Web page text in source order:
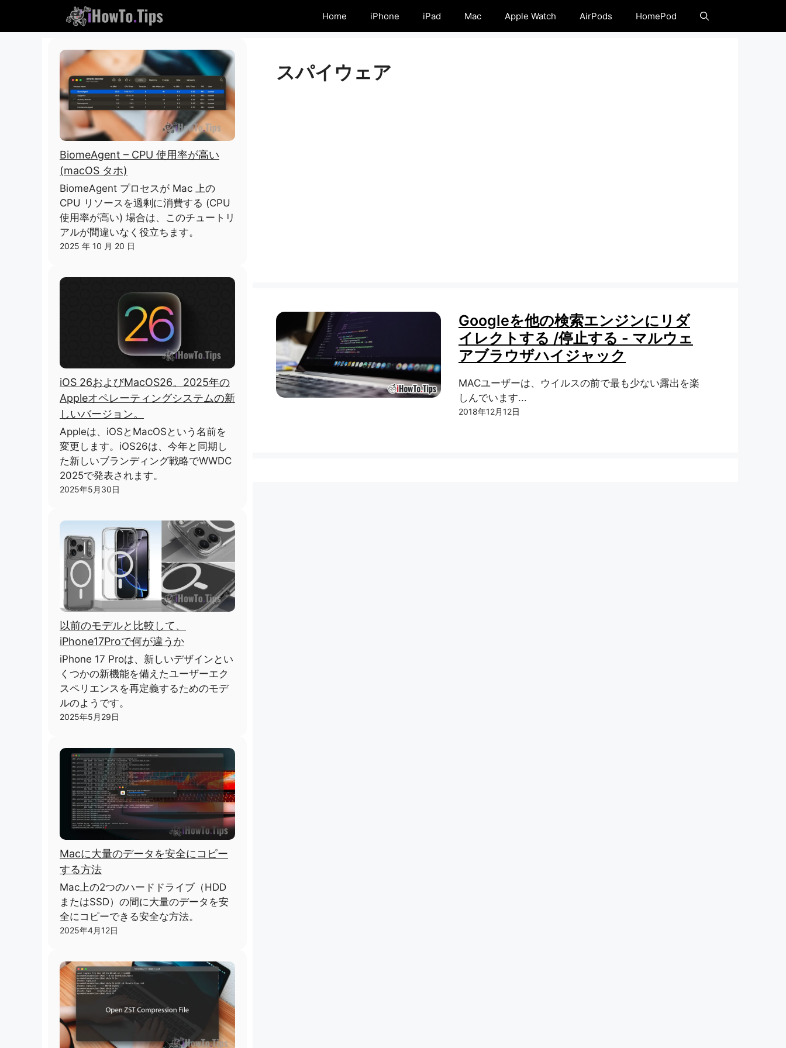
テ
Home iPhone iPad Mac Apple Watch AirPods HomePod
スパイウェア
Googleを他の検索エンジンにリダ
イレクトする /停止する - マルウェ
アブラウザハイジャック
MACユーザーは、ウイルスの前で最も少ない露出を楽
しんでいます...
2018年12月12日
BiomeAgent – CPU 使用率が高い
(macOS タホ)
BiomeAgent プロセスが Mac 上の
CPU リソースを過剰に消費する (CPU
使用率が高い) 場合は、このチュートリ
アルが間違いなく役立ちます。
2025 年 10 月 20 日
iOS 26およびMacOS26。2025年の
Appleオペレーティングシステムの新
しいバージョン。
Appleは、iOSとMacOSという名前を
変更します。iOS26は、今年と同期し
た新しいブランディング戦略でWWDC
2025で発表されます。
2025年5月30日
以前のモデルと比較して、
iPhone17Proで何が違うか
iPhone 17 Proは、新しいデザインとい
くつかの新機能を備えたユーザーエク
スペリエンスを再定義するためのモデ
ルのようです。
2025年5月29日
Macに大量のデータを安全にコピー
する方法
Mac上の2つのハードドライブ（HDD
またはSSD）の間に大量のデータを安
全にコピーできる安全な方法。
2025年4月12日